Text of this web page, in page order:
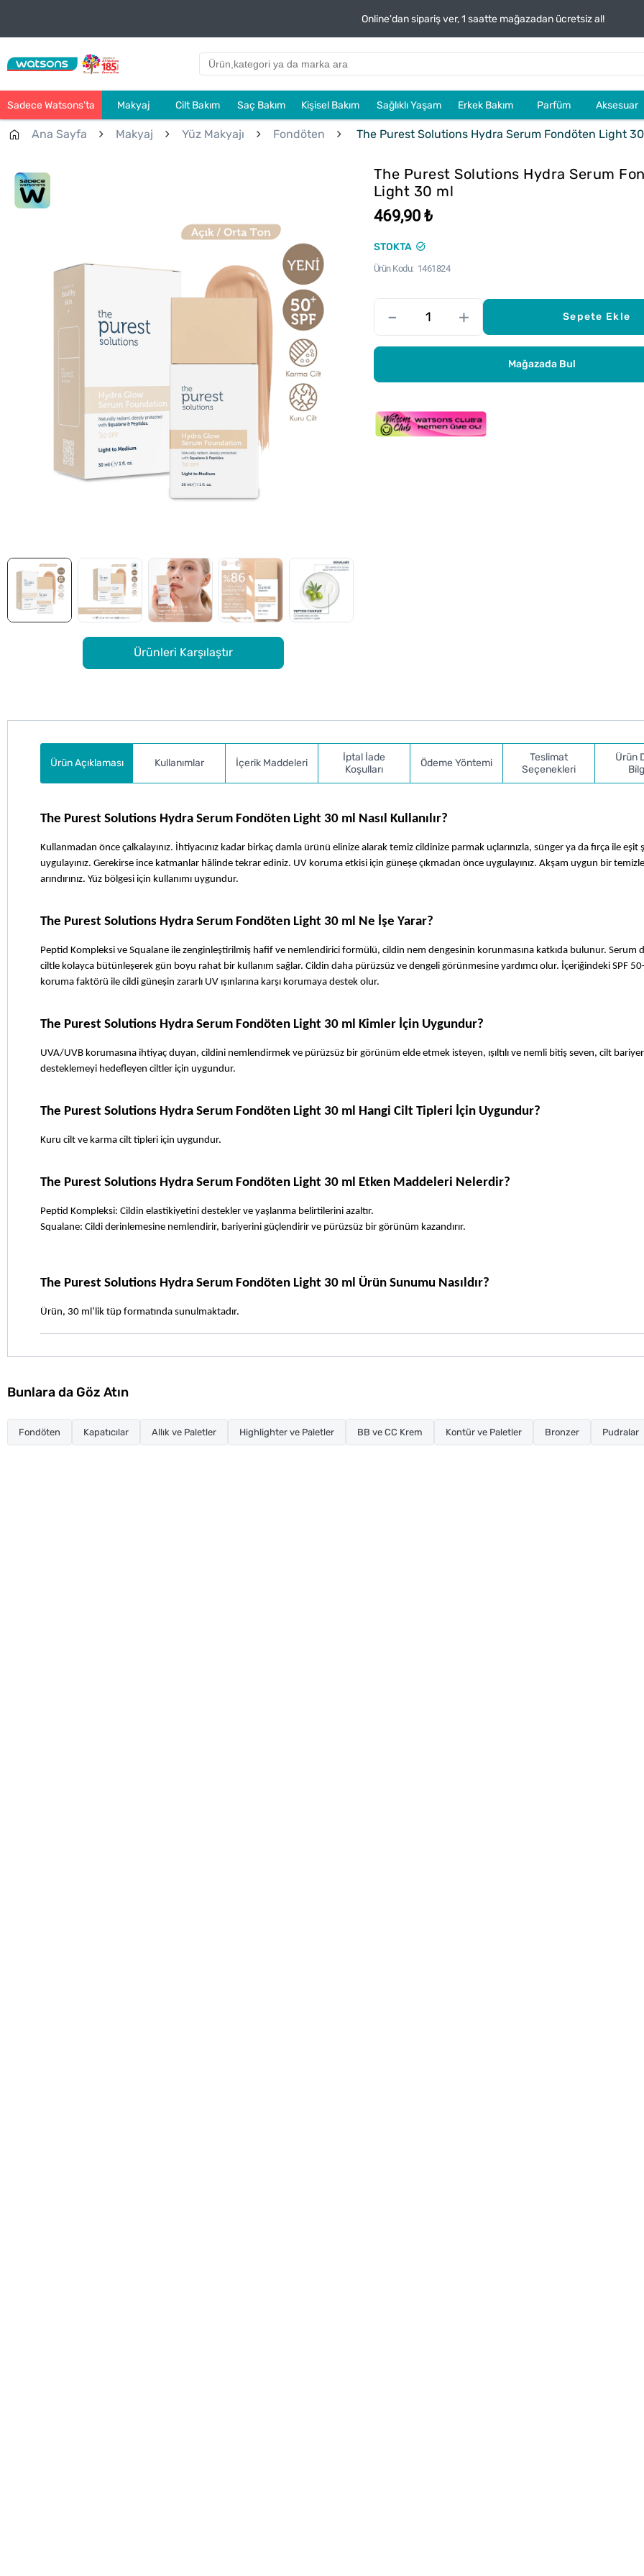
Online'dan sipariş ver, 1 saatte mağazadan ücretsiz al!
Sadece Watsons’ta Makyaj Cilt Bakım Saç Bakım Kişisel Bakım Sağlıklı Yaşam Erkek Bakım Parfüm Aksesuar
Ana Sayfa Makyaj Yüz Makyajı Fondöten The Purest Solutions Hydra Serum Fondöten Light
Ürünleri Karşılaştır
The Purest Solutions Hydra Serum
Light 30 ml
469,90 ₺
STOKTA
Ürün Kodu 1461824
– + Sepete Ekle
Mağazada Bul
Ürün Açıklaması
Kullanımlar İçerik Maddeleri
İptal İade
Koşulları
Ödeme Yöntemi
Teslimat
Seçenekleri
Ürün
The Purest Solutions Hydra Serum Fondöten Light 30 ml Nasıl Kullanılır?
Kullanmadan önce çalkalayınız. İhtiyacınız kadar birkaç damla ürünü elinize alarak temiz cildinize parmak uçlarınızla, sünger ya da fırça ile eşit
uygulayınız. Gerekirse ince katmanlar hâlinde tekrar ediniz. UV koruma etkisi için güneşe çıkmadan önce uygulayınız. Akşam uygun bir
arındırınız. Yüz bölgesi için kullanımı uygundur.
The Purest Solutions Hydra Serum Fondöten Light 30 ml Ne İşe Yarar?
Peptid Kompleksi ve Squalane ile zenginleştirilmiş hafif ve nemlendirici formülü, cildin nem dengesinin korunmasına katkıda bulunur. Serum
ciltle kolayca bütünleşerek gün boyu rahat bir kullanım sağlar. Cildin daha pürüzsüz ve dengeli görünmesine yardımcı olur. İçeriğindeki SPF
koruma faktörü ile cildi güneşin zararlı UV ışınlarına karşı korumaya destek olur.
The Purest Solutions Hydra Serum Fondöten Light 30 ml Kimler İçin Uygundur?
UVA/UVB korumasına ihtiyaç duyan, cildini nemlendirmek ve pürüzsüz bir görünüm elde etmek isteyen, ışıltılı ve nemli bitiş seven, cilt
desteklemeyi hedefleyen ciltler için uygundur.
The Purest Solutions Hydra Serum Fondöten Light 30 ml Hangi Cilt Tipleri İçin Uygundur?
Kuru cilt ve karma cilt tipleri için uygundur.
The Purest Solutions Hydra Serum Fondöten Light 30 ml Etken Maddeleri Nelerdir?
Peptid Kompleksi: Cildin elastikiyetini destekler ve yaşlanma belirtilerini azaltır.
Squalane: Cildi derinlemesine nemlendirir, bariyerini güçlendirir ve pürüzsüz bir görünüm kazandırır.
The Purest Solutions Hydra Serum Fondöten Light 30 ml Ürün Sunumu Nasıldır?
Ürün, 30 ml’lik tüp formatında sunulmaktadır.
Bunlara da Göz Atın
Fondöten Kapatıcılar Allık ve Paletler Highlighter ve Paletler BB ve CC Krem Kontür ve Paletler Bronzer Pudralar